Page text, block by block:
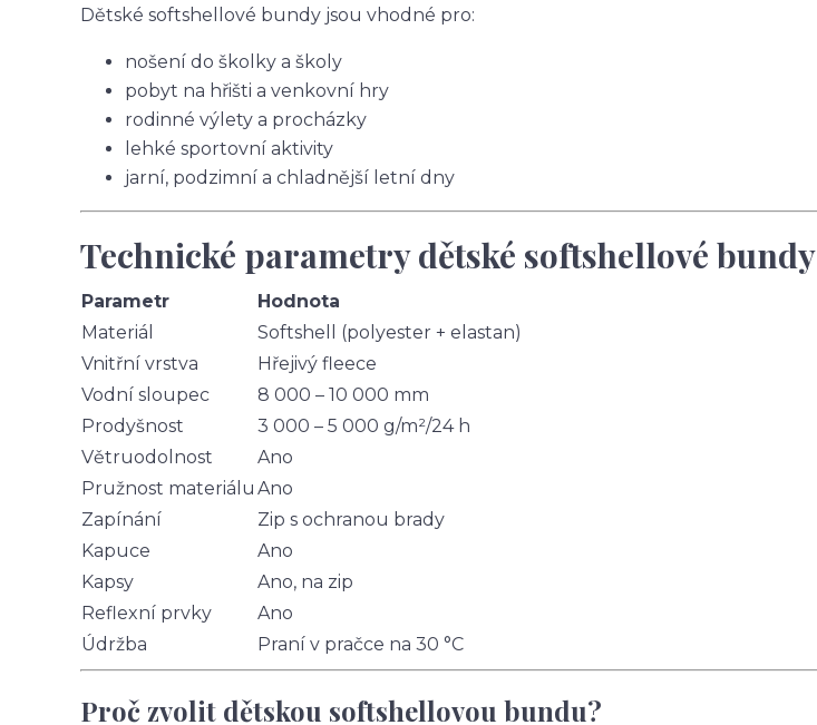
Dětské softshellové bundy jsou vhodné pro:
nošení do školky a školy
pobyt na hřišti a venkovní hry
rodinné výlety a procházky
lehké sportovní aktivity
jarní, podzimní a chladnější letní dny
Technické parametry dětské softshellové bundy
Parametr
Hodnota
Materiál
Softshell (polyester + elastan)
Vnitřní vrstva
Hřejivý fleece
Vodní sloupec
8 000 – 10 000 mm
Prodyšnost
3 000 – 5 000 g/m²/24 h
Větruodolnost
Ano
Pružnost materiálu Ano
Zapínání
Zip s ochranou brady
Kapuce
Ano
Kapsy
Ano, na zip
Reflexní prvky
Ano
Údržba
Praní v pračce na 30 °C
Proč zvolit dětskou softshellovou bundu?